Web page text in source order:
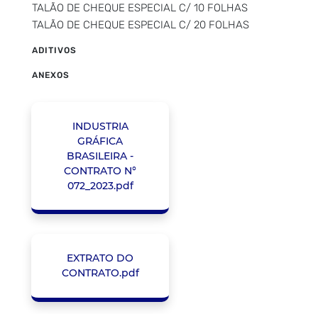
TALÃO DE CHEQUE ESPECIAL C/ 10 FOLHAS
TALÃO DE CHEQUE ESPECIAL C/ 20 FOLHAS
ADITIVOS
ANEXOS
INDUSTRIA
GRÁFICA
BRASILEIRA -
CONTRATO N°
072_2023.pdf
EXTRATO DO
CONTRATO.pdf